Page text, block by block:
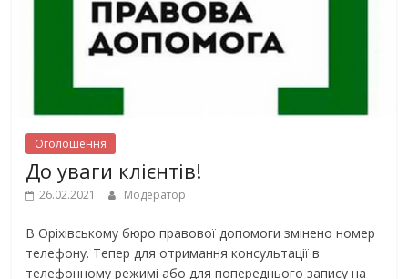
Оголошення
До уваги клієнтів!
26.02.2021 Модератор
В Оріхівському бюро правової допомоги змінено номер
телефону. Тепер для отримання консультації в
телефонному режимі або для попереднього запису на